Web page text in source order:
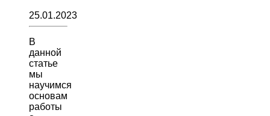
25.01.2023
В
данной
статье
мы
научимся
основам
работы